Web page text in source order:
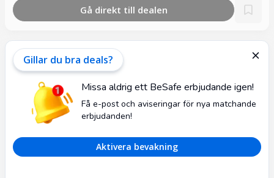
Gå direkt till dealen
Gillar du bra deals?
Missa aldrig ett BeSafe erbjudande igen!
Få e-post och aviseringar för nya matchande
erbjudanden!
Aktivera bevakning